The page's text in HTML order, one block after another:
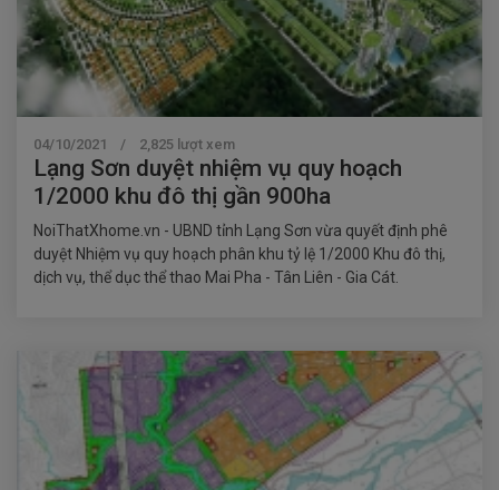
04/10/2021 / 2,825 lượt xem
Lạng Sơn duyệt nhiệm vụ quy hoạch
1/2000 khu đô thị gần 900ha
NoiThatXhome.vn - UBND tỉnh Lạng Sơn vừa quyết định phê
duyệt Nhiệm vụ quy hoạch phân khu tỷ lệ 1/2000 Khu đô thị,
dịch vụ, thể dục thể thao Mai Pha - Tân Liên - Gia Cát.